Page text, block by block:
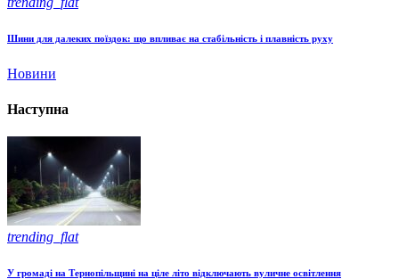
Шини для далеких поїздок: що впливає на стабільність і плавність руху
Новини
Наступна
trending_flat
У громаді на Тернопільщині на ціле літо відключають вуличне освітлення